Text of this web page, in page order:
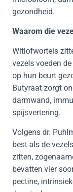
gezondheid.
Waarom die
Witlofwortels
vezels voeden de
op hun beurt
Butyraat zorgt
darmwand,
spijsvertering.
Volgens dr.
best als de
zitten,
bevatten vier
pectine,